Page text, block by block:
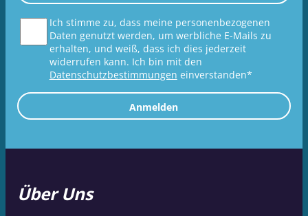
Ich stimme zu, dass meine personenbezogenen
Daten genutzt werden, um werbliche E-Mails zu
erhalten, und weiß, dass ich dies jederzeit
widerrufen kann. Ich bin mit den
Datenschutzbestimmungen einverstanden*
Anmelden
Über Uns